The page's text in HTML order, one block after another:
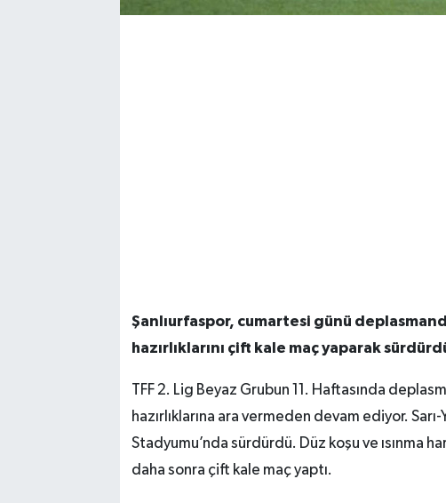
Şanlıurfaspor, cumartesi günü
hazırlıklarını çift kale maç yaparak
TFF 2. Lig Beyaz Grubun 11. Haftasında
hazırlıklarına ara vermeden devam ediyor. Sarı-
Stadyumu’nda sürdürdü. Düz koşu ve ısınma
daha sonra çift kale maç yaptı.